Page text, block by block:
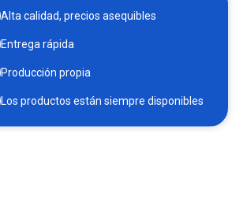
Alta calidad, precios asequibles
Entrega rápida
Producción propia
Los productos están siempre disponibles